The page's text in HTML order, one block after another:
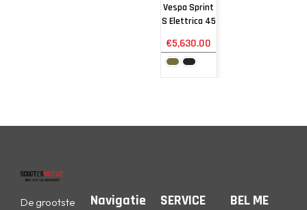
Vespa Sprint
S Elettrica 45
€5,630.00
De grootste
Navigatie SERVICE
BEL ME